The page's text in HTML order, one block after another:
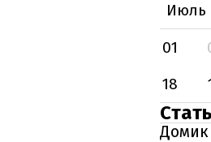
Июль
01
18
Домик